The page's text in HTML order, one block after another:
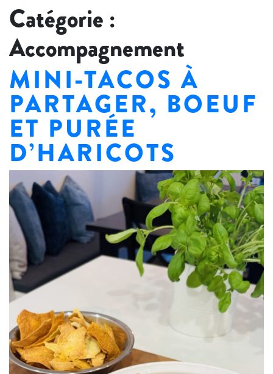
Catégorie :
Accompagnement
MINI-TACOS À
PARTAGER, BOEUF
ET PURÉE
D’HARICOTS